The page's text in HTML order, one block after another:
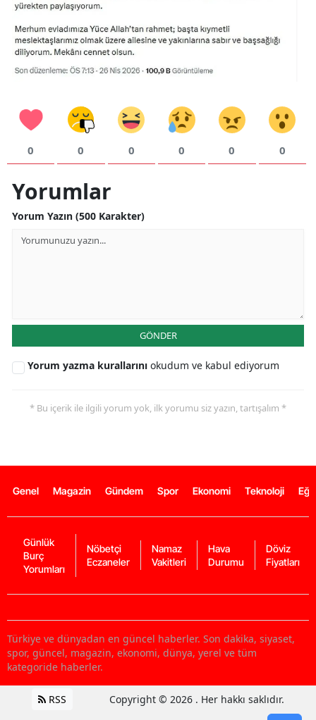
0 0 0 0 0 0
Yorumlar
Yorum Yazın (500 Karakter)
GÖNDER
Yorum yazma kurallarını okudum ve kabul ediyorum
* Bu içerik ile ilgili yorum yok, ilk yorumu siz yazın, tartışalım *
Genel Magazin Gündem Spor Ekonomi Teknoloji
Günlük
Burç
Yorumları
Nöbetçi
Eczaneler
Namaz
Vakitleri
Hava
Durumu
Döviz
Fiyatları
Türkiye ve dünyadan en güncel haberler. Son dakika, siyaset,
spor, güncel, magazin, ekonomi, dünya, yerel ve tüm
kategoride haberler.
RSS Copyright © 2026 . Her hakkı saklıdır.